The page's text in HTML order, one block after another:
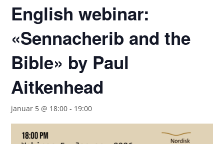
English webinar:
«Sennacherib and the
Bible» by Paul
Aitkenhead
januar 5 @ 18:00 - 19:00